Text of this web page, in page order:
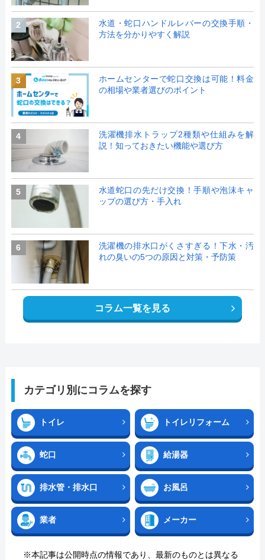
2
水道・蛇口ハンドルレバーの交換手順・
方法を分かりやすく解説
3
ホームセンターで蛇口交換は可能！料金
の相場や業者選びのポイント
4
洗濯機排水トラップ2種類や仕組みを解
説！知っておきたい機能や選び方
5
水道蛇口の先だけ交換！手順や泡沫キャ
ップの選び方・手入れ
6
洗濯機の排水口がくさすぎる！下水・汚
れの臭いの5つの原因と対策・予防策
コラム一覧を見る
カテゴリ別にコラムを探す
トイレ トイレリフォーム
蛇口 給湯器
排水管・排水口 お風呂
業者 メーカー
※本記事は公開時点の情報であり、最新のものとは異なる